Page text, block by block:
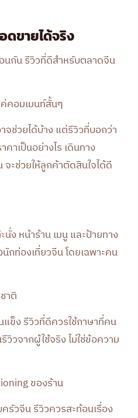
ดขายได้จริง
นกัน รีวิวที่ดีสำหรับตลาดจีน
ค่คอมเมนท์สั้นๆ
จช่วยได้บ้าง แต่รีวิวที่บอกว่า
คาเป็นอย่างไร เดินทาง
จะช่วยให้ลูกค้าตัดสินใจได้ดี
นั่ง หน้าร้าน เมนู และป้ายทาง
กท่องเที่ยวจีน โดยเฉพาะคน
าติ
ข็ง รีวิวที่ดีควรใช้ภาษาที่คน
วิวจากผู้ใช้จริง ไม่ใช่ข้อความ
ของร้าน
รัวจีน รีวิวควรสะท้อนเรื่อง